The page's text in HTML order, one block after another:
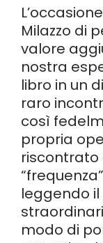
Milazzo di
valore
nostra
libro in un
raro
così
propria
leggendo il
modo di